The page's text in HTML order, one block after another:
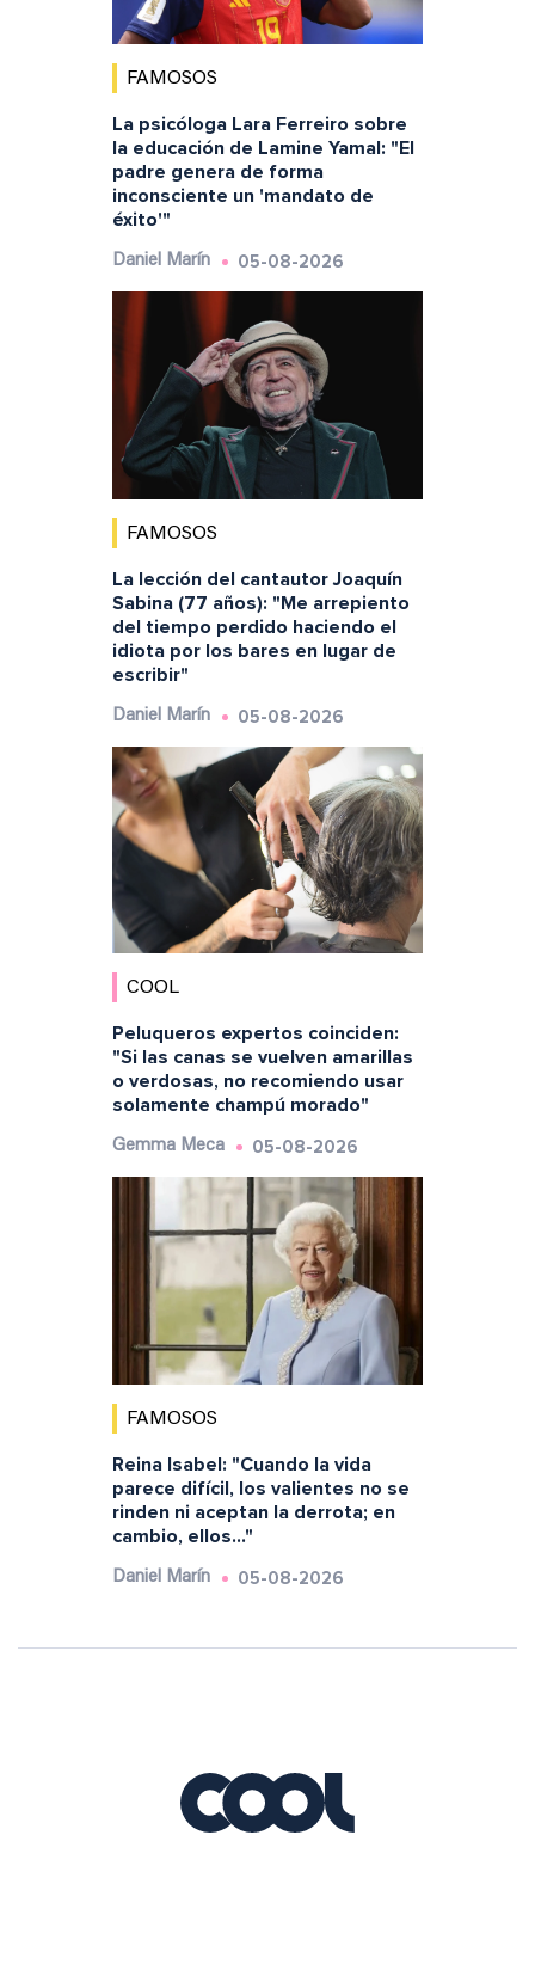
FAMOSOS
La psicóloga Lara Ferreiro sobre
la educación de Lamine Yamal: "El
padre genera de forma
inconsciente un 'mandato de
éxito'"
Daniel Marín 05-08-2026
FAMOSOS
La lección del cantautor Joaquín
Sabina (77 años): "Me arrepiento
del tiempo perdido haciendo el
idiota por los bares en lugar de
escribir"
Daniel Marín 05-08-2026
COOL
Peluqueros expertos coinciden:
"Si las canas se vuelven amarillas
o verdosas, no recomiendo usar
solamente champú morado"
Gemma Meca 05-08-2026
FAMOSOS
Reina Isabel: "Cuando la vida
parece difícil, los valientes no se
rinden ni aceptan la derrota; en
cambio, ellos..."
Daniel Marín 05-08-2026